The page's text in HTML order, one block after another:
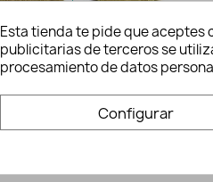
Esta tienda te pide que aceptes
publicitarias de terceros se
procesamiento de datos
Configurar